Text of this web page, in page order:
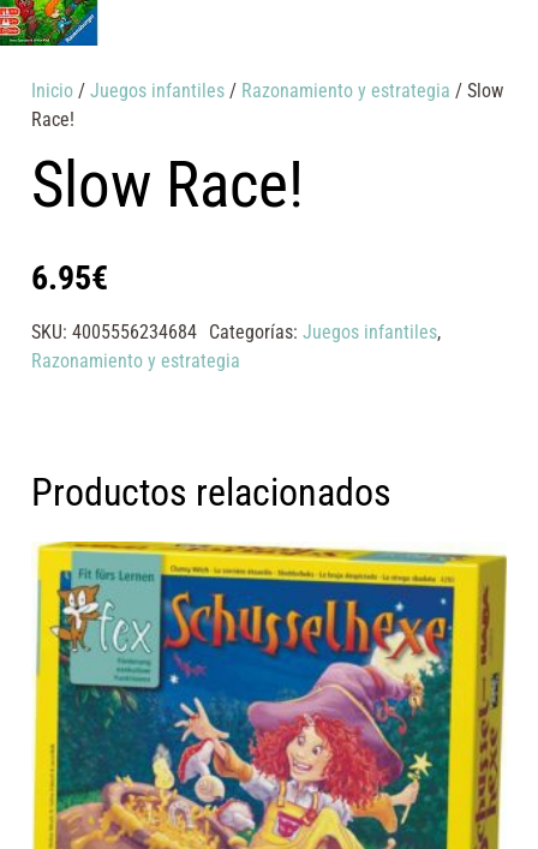
Inicio /Juegos infantiles / Razonamiento y estrategia / Slow
Race!
Slow Race!
6.95€
SKU:4005556234684 Categorías: Juegos infantiles,
Razonamiento y estrategia
Productos relacionados